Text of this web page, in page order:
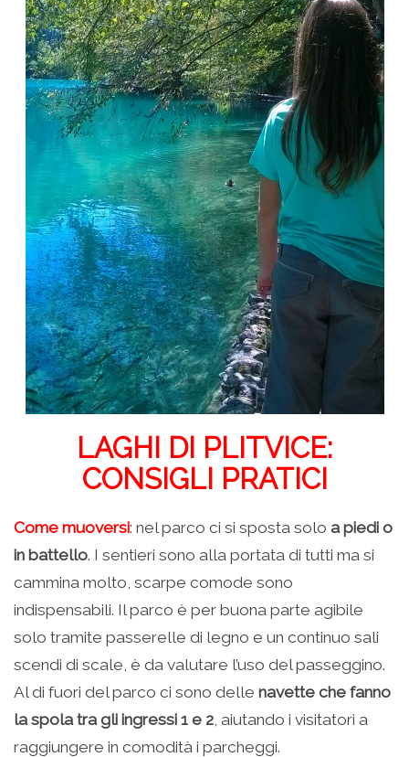
LAGHI DI PLITVICE:
CONSIGLI PRATICI
Come muoversi: nel parco ci si sposta solo a piedi o
in battello. I sentieri sono alla portata di tutti ma si
cammina molto, scarpe comode sono
indispensabili. Il parco è per buona parte agibile
solo tramite passerelle di legno e un continuo sali
scendi di scale, è da valutare l’uso del passeggino.
Al di fuori del parco ci sono delle navette che fanno
la spola tra gli ingressi 1 e 2 , aiutando i visitatori a
raggiungere in comodità i parcheggi.